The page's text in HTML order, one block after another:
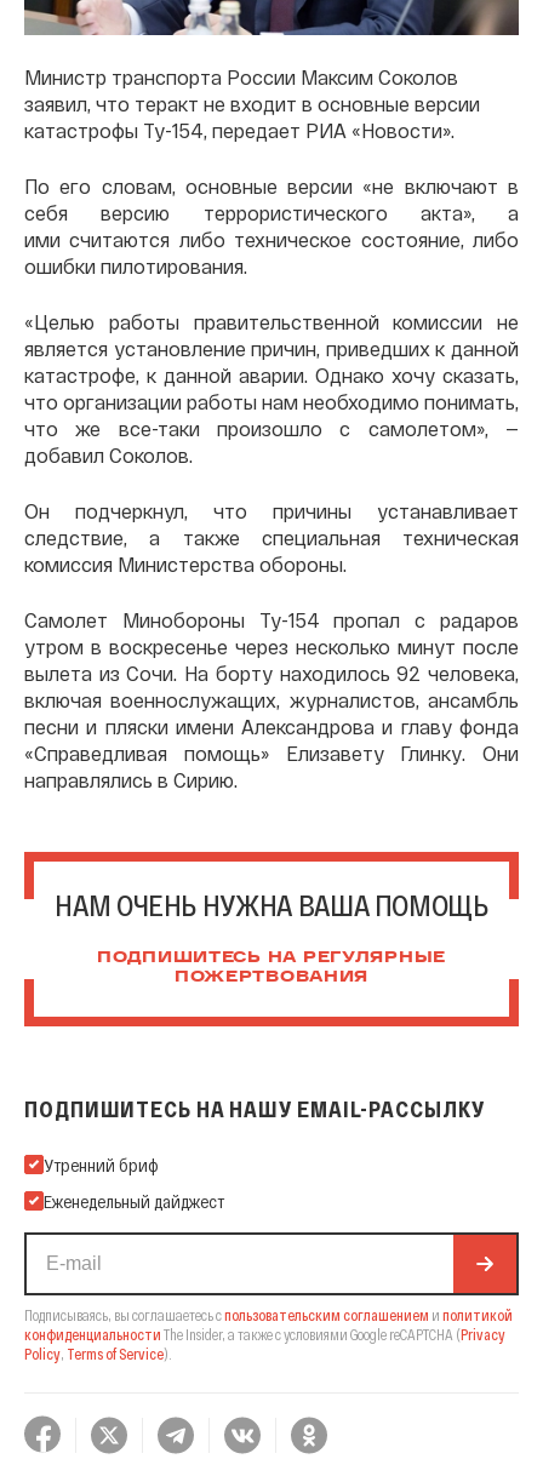
Министр транспорта России Максим Соколов
заявил, что теракт не входит в основные версии
катастрофы Ту-154, передает РИА «Новости».
По его словам, основные версии «не включают в
себя версию террористического акта», а
ими считаются либо техническое состояние, либо
ошибки пилотирования.
«Целью работы правительственной комиссии не
является установление причин, приведших к данной
катастрофе, к данной аварии. Однако хочу сказать,
что организации работы нам необходимо понимать,
что же все-таки произошло с самолетом», —
добавил Соколов.
Он подчеркнул, что причины устанавливает
следствие, а также специальная техническая
комиссия Министерства обороны.
Самолет Минобороны Ту-154 пропал с радаров
утром в воскресенье через несколько минут после
вылета из Сочи. На борту находилось 92 человека,
включая военнослужащих, журналистов, ансамбль
песни и пляски имени Александрова и главу фонда
«Справедливая помощь» Елизавету Глинку. Они
направлялись в Сирию.
НАМ ОЧЕНЬ НУЖНА ВАША ПОМОЩЬ
ПОДПИШИТЕСЬ НА РЕГУЛЯРНЫЕ
ПОЖЕРТВОВАНИЯ
ПОДПИШИТЕСЬ НА НАШУ EMAIL-РАССЫЛКУ
Подпишитесь на нашу Email-рассылку
Утренний бриф
Еженедельный дайджест
Подписываясь, вы соглашаетесь спользовательским соглашением и политикой
конфиденциальности The Insider, а также с условиями Google reCAPTCHA (Privacy
Policy, Terms of Service).